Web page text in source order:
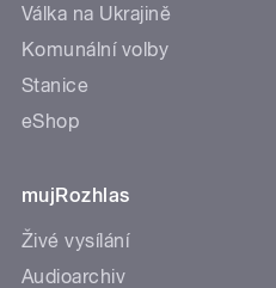
Válka na Ukrajině
Komunální volby
Stanice
eShop
mujRozhlas
Živé vysílání
Audioarchiv